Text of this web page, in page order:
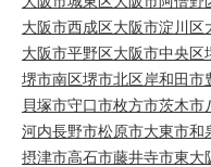
大阪市西成区大阪市淀川区
大阪市平野区大阪市中央区
堺市南区堺市北区岸和田市
貝塚市守口市枚方市茨木市
河内長野市松原市大東市和
摂津市高石市藤井寺市東大